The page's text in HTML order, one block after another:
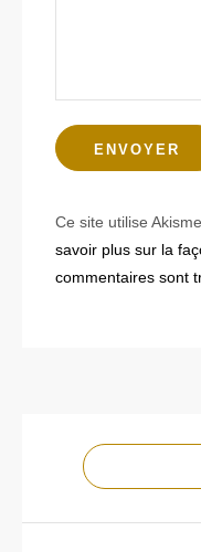
Ce site utilise
savoir plus sur la
commentaires sont